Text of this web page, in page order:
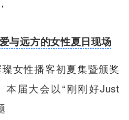
与远方的女性夏日现场
女性播客初夏集暨颁奖
本届大会以“刚刚好Just